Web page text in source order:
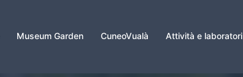
Museum Garden CuneoVualà Attività e laboratori